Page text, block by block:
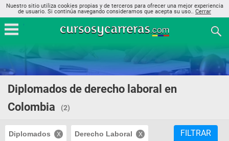
Nuestro sitio utiliza cookies propias y de terceros para ofrecer una mejor experiencia
de usuario. Si continúa navegando consideramos que acepta su uso.. Cerrar
Diplomados de derecho laboral en
Colombia
(2)
Diplomados Derecho Laboral FILTRAR